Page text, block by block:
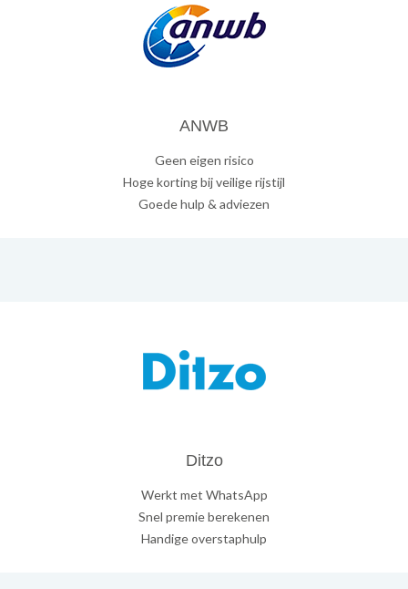
ANWB
Geen eigen risico
Hoge korting bij veilige rijstijl
Goede hulp & adviezen
Ditzo
Werkt met WhatsApp
Snel premie berekenen
Handige overstaphulp